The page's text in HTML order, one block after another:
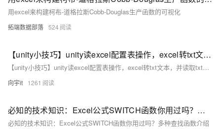
用excel来构建柯布-道格拉斯Cobb-Douglas生产函数的可视化
拓端数据部落 524
【unity小技巧】unity读excel配置表操作，excel转txt文本，并读取txt文本内容，实例说明
【unity小技巧】unity读excel配置表操作，excel转txt文本，并读取txt文本内容，实例说明
向宇it 1261
必知的技术知识：Excel公式SWITCH函数你用过吗？多种查找函数介绍
必知的技术知识：Excel公式SWITCH函数你用过吗？多种查找函数介绍